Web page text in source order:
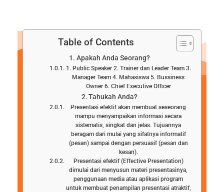
Table of Contents
Apakah Anda Seorang?
1. Public Speaker 2. Trainer dan Leader Team 3.
Manager Team 4. Mahasiswa 5. Bussiness
Owner 6. Chief Executive Officer
Tahukah Anda?
Presentasi efektif akan membuat seseorang
mampu menyampaikan informasi secara
sistematis, singkat dan jelas. Tujuannya
beragam dari mulai yang sifatnya informatif
(pesan) sampai dengan persuasif (pesan dan
kesan).
Presentasi efektif (Effective Presentation)
dimulai dari menyusun materi presentasinya,
penggunaan media atau aplikasi program
untuk membuat penampilan presentasi atraktif,